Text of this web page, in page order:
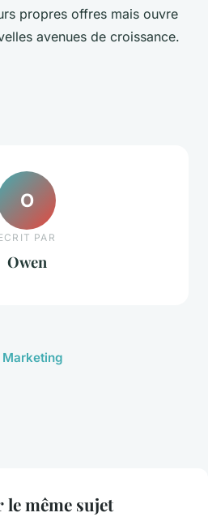
propres offres mais ouvre
avenues de croissance.
O
PAR
Owen
même sujet